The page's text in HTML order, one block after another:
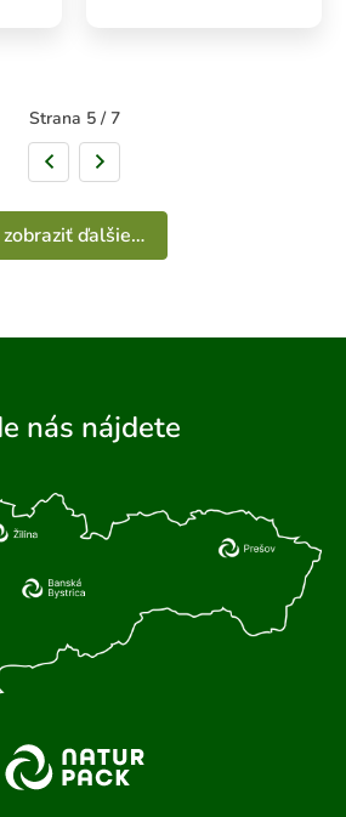
Strana 5 / 7
zobraziť ďalšie…
nás nájdete